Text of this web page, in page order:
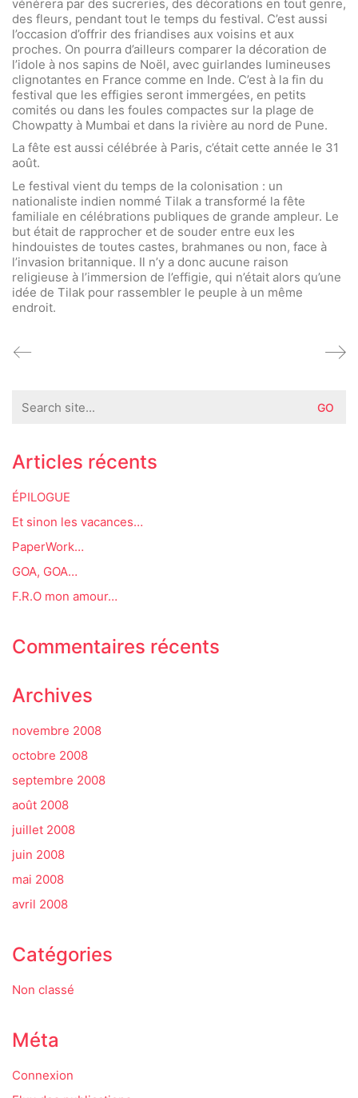
vénérera par des sucreries, des décorations en tout genre,
des fleurs, pendant tout le temps du festival. C’est aussi
l’occasion d’offrir des friandises aux voisins et aux
proches. On pourra d’ailleurs comparer la décoration de
l’idole à nos sapins de Noël, avec guirlandes lumineuses
clignotantes en France comme en Inde. C’est à la fin du
festival que les effigies seront immergées, en petits
comités ou dans les foules compactes sur la plage de
Chowpatty à Mumbai et dans la rivière au nord de Pune.
La fête est aussi célébrée à Paris, c’était cette année le 31
août.
Le festival vient du temps de la colonisation : un
nationaliste indien nommé Tilak a transformé la fête
familiale en célébrations publiques de grande ampleur. Le
but était de rapprocher et de souder entre eux les
hindouistes de toutes castes, brahmanes ou non, face à
l’invasion britannique. Il n’y a donc aucune raison
religieuse à l’immersion de l’effigie, qui n’était alors qu’une
idée de Tilak pour rassembler le peuple à un même
endroit.
for:
Articles récents
ÉPILOGUE
Et sinon les vacances…
PaperWork…
GOA, GOA…
F.R.O mon amour…
Commentaires récents
Archives
novembre 2008
octobre 2008
septembre 2008
août 2008
juillet 2008
juin 2008
mai 2008
avril 2008
Catégories
Non classé
Méta
Connexion